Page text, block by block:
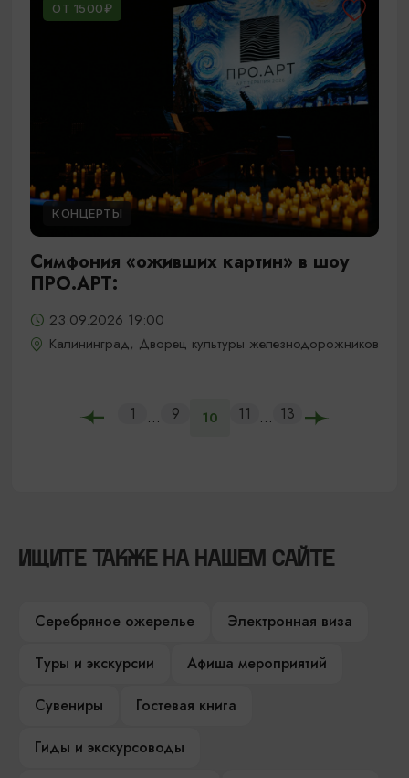
ОТ 1500₽
КОНЦЕРТЫ
Симфония «оживших картин» в шоу
ПРО.АРТ:
23.09.2026 19:00
Калининград, Дворец культуры железнодорожников
1 ... 9 10 11 ... 13
ИЩИТЕ ТАКЖЕ НА НАШЕМ САЙТЕ
Серебряное ожерелье
Электронная виза
Туры и экскурсии
Афиша мероприятий
Сувениры
Гостевая книга
Гиды и экскурсоводы